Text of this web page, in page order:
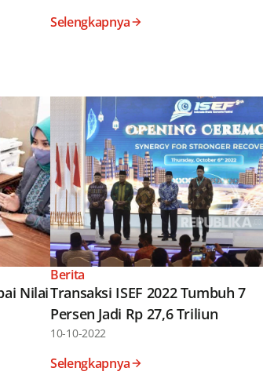
Selengkapnya
Nilai
Berita
Transaksi ISEF 2022 Tumbuh 7
Persen Jadi Rp 27,6 Triliun
10-10-2022
Selengkapnya